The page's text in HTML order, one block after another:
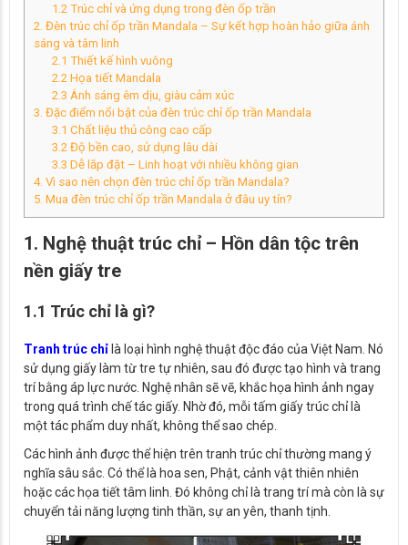
1.2 Trúc chỉ và ứng dụng trong đèn ốp trần
2. Đèn trúc chỉ ốp trần Mandala – Sự kết hợp hoàn hảo giữa ánh
sáng và tâm linh
2.1 Thiết kế hình vuông
2.2 Họa tiết Mandala
2.3 Ánh sáng êm dịu, giàu cảm xúc
3. Đặc điểm nổi bật của đèn trúc chỉ ốp trần Mandala
3.1 Chất liệu thủ công cao cấp
3.2 Độ bền cao, sử dụng lâu dài
3.3 Dễ lắp đặt – Linh hoạt với nhiều không gian
4. Vì sao nên chọn đèn trúc chỉ ốp trần Mandala?
5. Mua đèn trúc chỉ ốp trần Mandala ở đâu uy tín?
1. Nghệ thuật trúc chỉ – Hồn dân tộc trên
nền giấy tre
1.1 Trúc chỉ là gì?
Tranh trúc chỉ là loại hình nghệ thuật độc đáo của Việt Nam. Nó
sử dụng giấy làm từ tre tự nhiên, sau đó được tạo hình và trang
trí bằng áp lực nước. Nghệ nhân sẽ vẽ, khắc họa hình ảnh ngay
trong quá trình chế tác giấy. Nhờ đó, mỗi tấm giấy trúc chỉ là
một tác phẩm duy nhất, không thể sao chép.
Các hình ảnh được thể hiện trên tranh trúc chỉ thường mang ý
nghĩa sâu sắc. Có thể là hoa sen, Phật, cảnh vật thiên nhiên
hoặc các họa tiết tâm linh. Đó không chỉ là trang trí mà còn là sự
chuyển tải năng lượng tinh thần, sự an yên, thanh tịnh.